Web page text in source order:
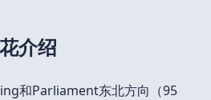
介绍
和Parliament东北方向（95